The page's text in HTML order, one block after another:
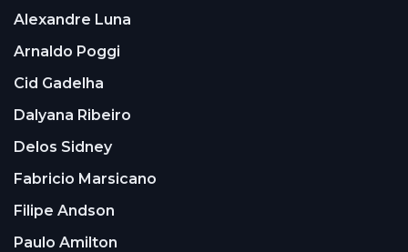
Alexandre Luna
Arnaldo Poggi
Cid Gadelha
Dalyana Ribeiro
Delos Sidney
Fabricio Marsicano
Filipe Andson
Paulo Amilton